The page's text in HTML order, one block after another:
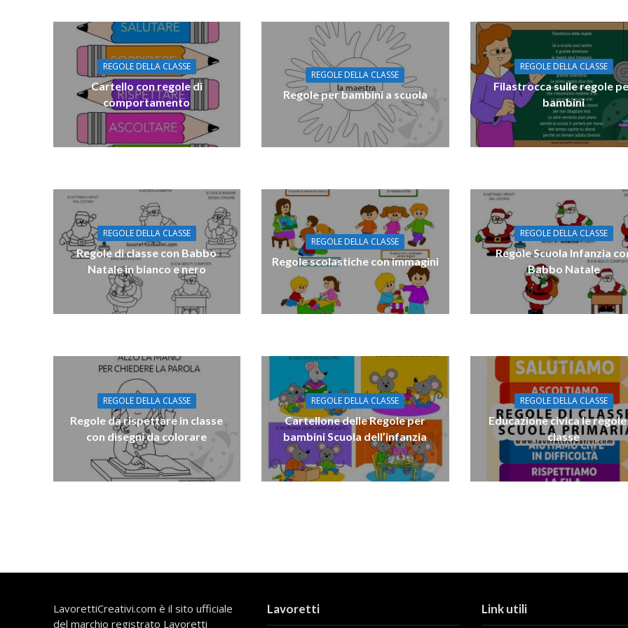
REGOLE DELLA CLASSE
Cartello con regole di
comportamento
REGOLE DELLA CLASSE
Regole per bambini a scuola
REGOLE DELLA CLASSE
Filastrocca sulle regole
bambini
REGOLE DELLA CLASSE
Regole di classe con Babbo
Natale in bianco e nero
REGOLE DELLA CLASSE
Regole scolastiche con immagini
REGOLE DELLA CLASSE
Regole Scuola Infanzia
Babbo Natale
REGOLE DELLA CLASSE
Regole da rispettare in classe
con disegni da colorare
REGOLE DELLA CLASSE
Cartellone delle Regole per
bambini Scuola dell’infanzia
REGOLE DELLA CLASSE
Educazione civica le
classe
LavorettiCreativi.com è il sito ufficiale
del marchio registrato Lavoretti
Lavoretti Link utili